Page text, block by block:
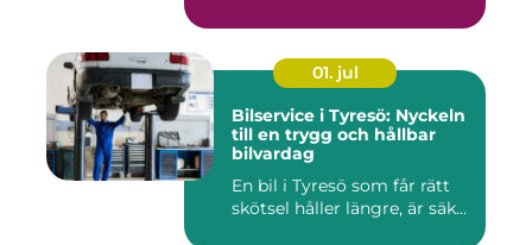
01. jul
Bilservice i Tyresö: Nyckeln
till en trygg och hållbar
bilvardag
En bil i Tyresö som får rätt
skötsel håller längre, är säk...